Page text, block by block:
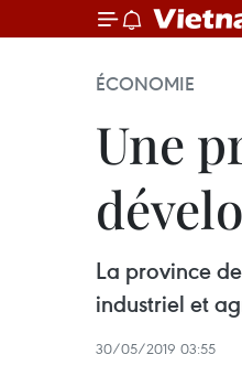
ÉCONOMIE
Une
La province
industriel et
30/05/2019 03:55